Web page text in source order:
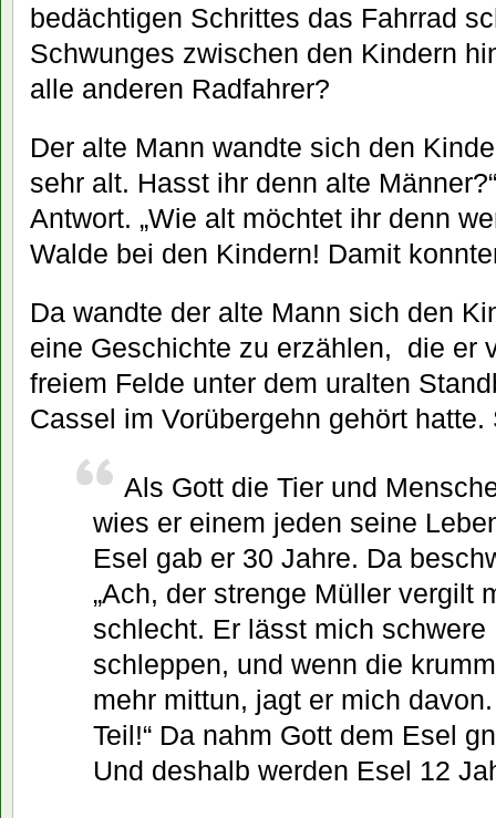
bedächtigen Schrittes das Fahrrad
Schwunges zwischen den Kindern
alle anderen Radfahrer?
Der alte Mann wandte sich den
sehr alt. Hasst ihr denn alte
Antwort. „Wie alt möchtet ihr denn
Walde bei den Kindern! Damit
Da wandte der alte Mann sich den
eine Geschichte zu erzählen, die er
freiem Felde unter dem uralten
Cassel im Vorübergehn gehört hatte.
Als Gott die Tier und
wies er einem jeden seine
Esel gab er 30 Jahre. Da
„Ach, der strenge Müller vergilt
schlecht. Er lässt mich schwere
schleppen, und wenn die
mehr mittun, jagt er mich
Teil!“ Da nahm Gott dem Esel
Und deshalb werden Esel 12